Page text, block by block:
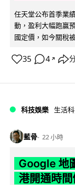
任天堂公布首季業
動，盈利大幅跑贏
國定價，如今關稅
35 4 ↗
科技娛樂 生活
藍骨 22 小時
Google 地
港開通時